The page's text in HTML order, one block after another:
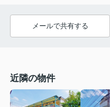
メールで共有する
近隣の物件